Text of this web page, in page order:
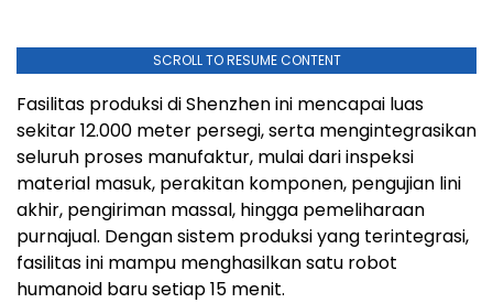
SCROLL TO RESUME CONTENT
Fasilitas produksi di Shenzhen ini mencapai luas
sekitar 12.000 meter persegi, serta mengintegrasikan
seluruh proses manufaktur, mulai dari inspeksi
material masuk, perakitan komponen, pengujian lini
akhir, pengiriman massal, hingga pemeliharaan
purnajual. Dengan sistem produksi yang terintegrasi,
fasilitas ini mampu menghasilkan satu robot
humanoid baru setiap 15 menit.